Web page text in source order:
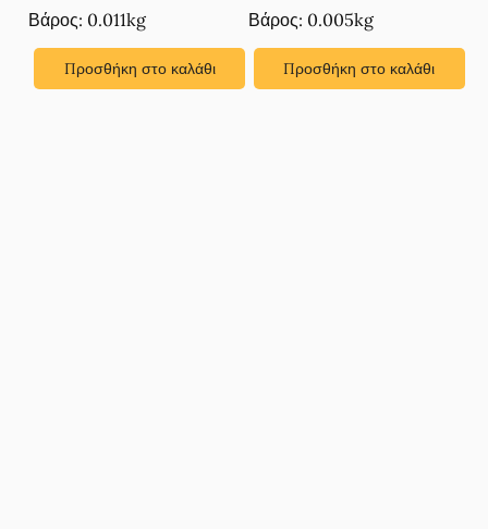
Βάρος: 0.011kg
Προσθήκη στο καλάθι
Βάρος: 0.005kg
Προσθήκη στο καλάθι